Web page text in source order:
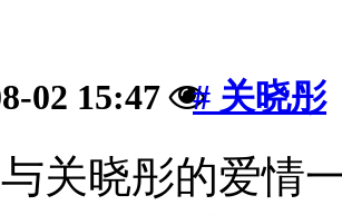
02 15:47 # 关晓彤
关晓彤的爱情